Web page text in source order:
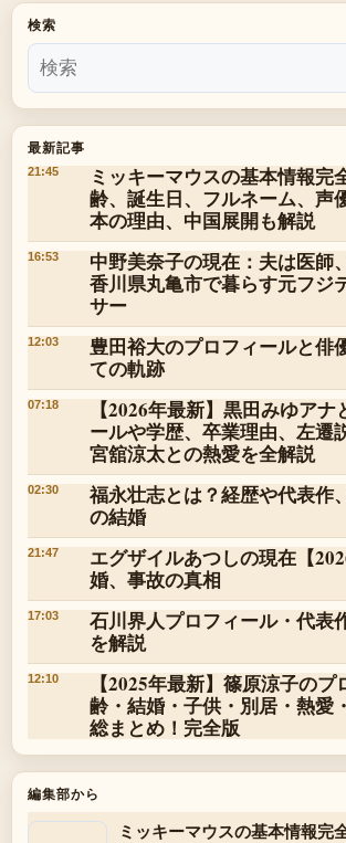
検索
最新記事
21:45
ミッキーマウスの基本情報完
齢、誕生日、フルネーム、声
本の理由、中国展開も解説
16:53
中野美奈子の現在：夫は医師
香川県丸亀市で暮らす元フジ
サー
12:03
豊田裕大のプロフィールと俳
ての軌跡
07:18
【2026年最新】黒田みゆア
ールや学歴、卒業理由、左遷
宮舘涼太との熱愛を全解説
02:30
福永壮志とは？経歴や代表作
の結婚
21:47
エグザイルあつしの現在【
婚、事故の真相
17:03
石川界人プロフィール・代表
を解説
12:10
【2025年最新】篠原涼子の
齢・結婚・子供・別居・熱愛
総まとめ！完全版
編集部から
ミッキーマウスの基本情報完